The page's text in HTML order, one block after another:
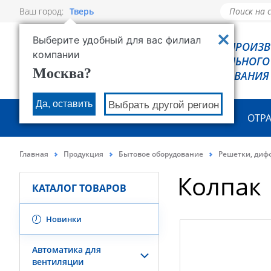
Ваш город: Тверь
Выберите удобный для вас филиал
компании
Москва?
Да, оставить Выбрать другой регион
РОВЕН -
ОБОРУДОВАНИЯ
О КОМПАНИИ ПРОДУКЦИЯ
Главная Продукция Бытовое оборудование Решетки,
КАТАЛОГ ТОВАРОВ
Новинки
Автоматика для
вентиляции
Колпак